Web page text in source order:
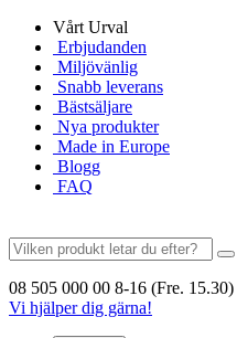
Vårt Urval
Erbjudanden
Miljövänlig
Snabb leverans
Bästsäljare
Nya produkter
Made in Europe
Blogg
FAQ
08 505 000 00 8-16 (Fre. 15.30)
Vi hjälper dig gärna!